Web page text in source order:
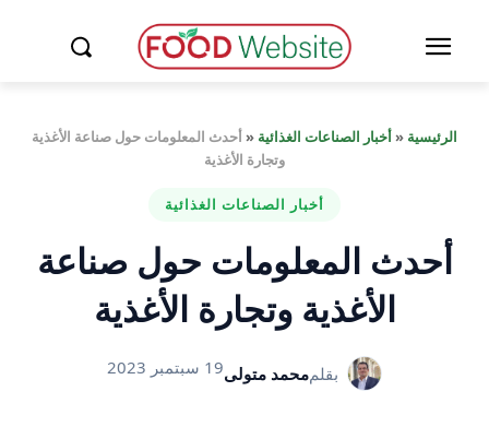
الرئيسية «أخبار الصناعات الغذائية «أحدث المعلومات حول صناعة الأغذية
وتجارة الأغذية
أخبار الصناعات الغذائية
أحدث المعلومات حول صناعة
الأغذية وتجارة الأغذية
بقلممحمد متولى19 سبتمبر 2023